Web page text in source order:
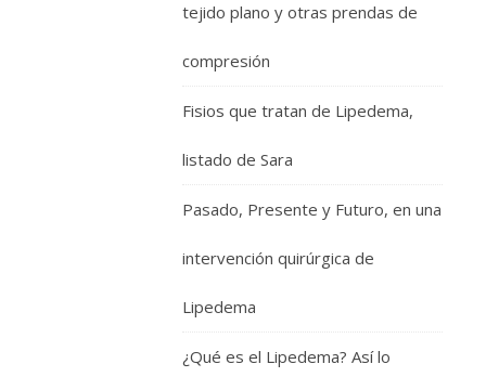
tejido plano y otras prendas de
compresión
Fisios que tratan de Lipedema,
listado de Sara
Pasado, Presente y Futuro, en una
intervención quirúrgica de
Lipedema
¿Qué es el Lipedema? Así lo